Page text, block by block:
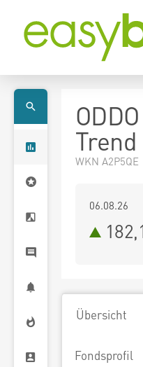
WKN
06.08.26
Übersicht
Fondsprofil